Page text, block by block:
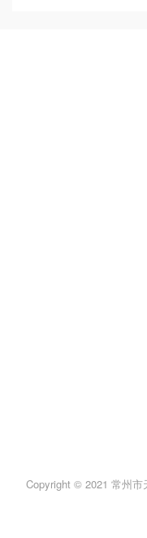
Copyright © 2021 常州市